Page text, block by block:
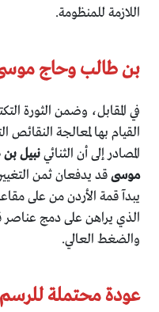
اللازمة للمنظومة.
بن طالب وحاج موسى
في المقابل، وضمن الثورة
القيام بها لمعالجة النقائص
المصادر إلى أن الثنائينبيل
موسىقد يدفعان ثمن
يبدآ قمة الأردن من على
الذي يراهن على دمج عناصر
والضغط العالي.
عودة محتملة للرسم